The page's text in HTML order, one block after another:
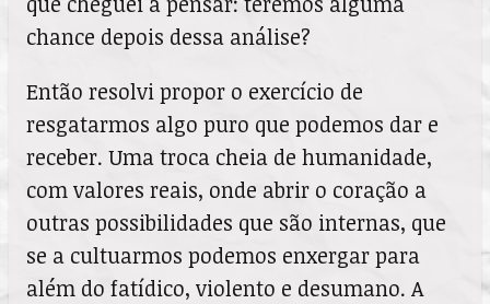
chance depois dessa análise?
Então resolvi propor o exercício de
resgatarmos algo puro que podemos dar e
receber. Uma troca cheia de humanidade,
com valores reais, onde abrir o coração a
outras possibilidades que são internas, que
se a cultuarmos podemos enxergar para
além do fatídico, violento e desumano. A